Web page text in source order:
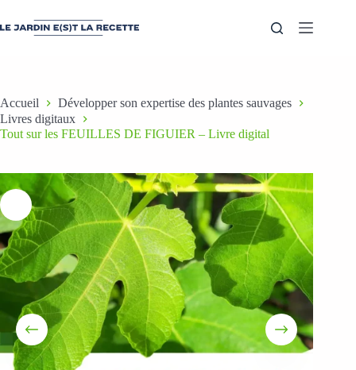
Accueil
Développer son expertise des plantes sauvages
Livres digitaux
Tout sur les FEUILLES DE FIGUIER – Livre digital